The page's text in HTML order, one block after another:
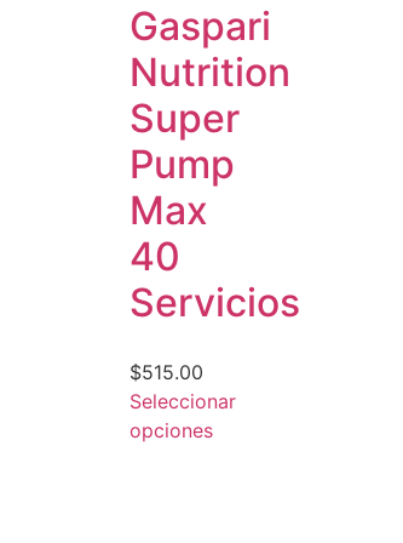
Gaspari
Nutrition
Super
Pump
Max
40
Servicios
$515.00
Seleccionar
opciones